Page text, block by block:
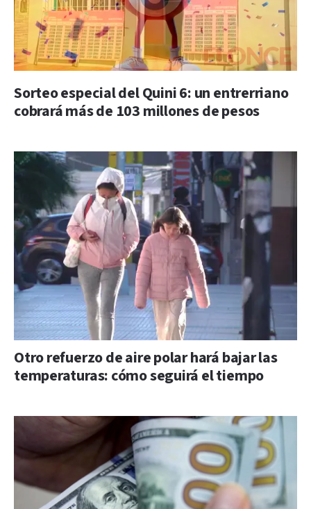
Sorteo especial del Quini 6: un entrerriano
cobrará más de 103 millones de pesos
Otro refuerzo de aire polar hará bajar las
temperaturas: cómo seguirá el tiempo